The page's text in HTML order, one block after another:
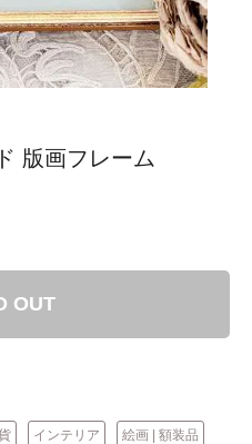
版画フレーム
OUT
インテリア 絵画 | 額装品